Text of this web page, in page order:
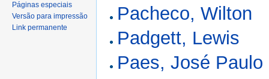
Pacheco, Wilton
Padgett, Lewis
Paes, José Paulo
Páginas especiais
Versão para impressão
Link permanente